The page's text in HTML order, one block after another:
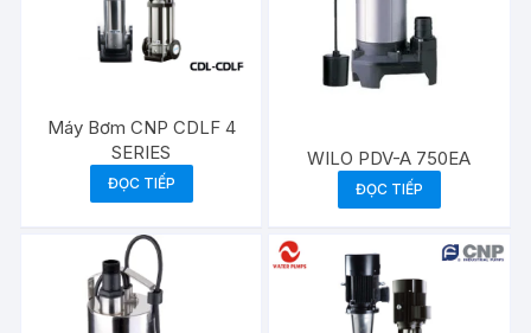
Máy Bơm CNP CDLF 4
SERIES
ĐỌC TIẾP
WILO PDV-A 750EA
ĐỌC TIẾP